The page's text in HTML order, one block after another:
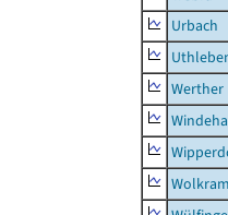
Urbach
Werther